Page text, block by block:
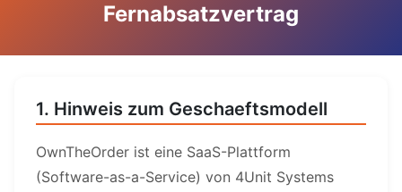
Fernabsatzvertrag
1. Hinweis zum Geschaeftsmodell
OwnTheOrder ist eine SaaS-Plattform
(Software-as-a-Service) von 4Unit Systems